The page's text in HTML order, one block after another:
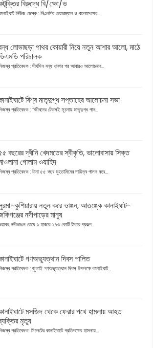
বিরুদ্ধে বি/ক্ষো/ভ
নিউজ ডেস্ক : বিএনপির চেয়ারম্যান ও বাংলাদেশের...
লোভাছড়া পাথর কোয়ারী নিয়ে নতুন আশার আলো, মাঠে
পরিচালক
প্রতিবেদক : দীর্ঘদিন বন্ধ থাকার পর আবারও আলোচনার...
বিশ্ব মাতৃদুগ্ধ সপ্তাহের আলোচনা সভা
প্রতিবেদক : “জীবনের টেকসই সূচনায় মাতৃদুগ্ধ পান...
বছরের দ্বীনি খেদমতের স্বীকৃতি, ভালোবাসায় সিক্ত
গোলাম ওয়াহিদ
প্রতিবেদক : টানা ৫৫ বছর মুহতামিমের দায়িত্ব পালন করে...
কুশিয়ারায় নতুন করে ভাঙন, আতঙ্কে কানাইঘাট-
নদীপাড়ের মানুষ
নদীভাঙন রোধে ১ হাজার ২৭৩ কোটি টাকার প্রকল্প...
গণঅভ্যুত্থান দিবস পালিত
প্রতিবেদক : জুলাই গণঅভ্যুত্থান দিবস উপলক্ষে কানাইঘাট...
মসজিদ থেকে ফেরার পথে হামলায় আহত
মৃত্যু
প্রতিবেদক: সিলেটের কানাইঘাটে প্রতিপক্ষের হামলায়...